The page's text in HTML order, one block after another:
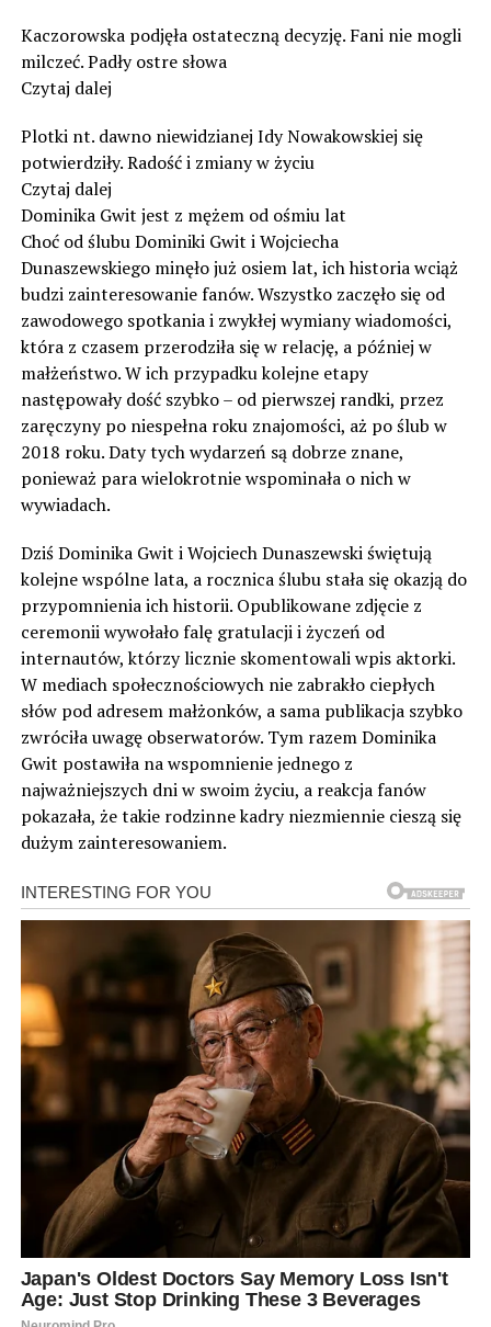
Kaczorowska podjęła ostateczną decyzję. Fani nie mogli
milczeć. Padły ostre słowa
Czytaj dalej
Plotki nt. dawno niewidzianej Idy Nowakowskiej się
potwierdziły. Radość i zmiany w życiu
Czytaj dalej
Dominika Gwit jest z mężem od ośmiu lat
Choć od ślubu Dominiki Gwit i Wojciecha
Dunaszewskiego minęło już osiem lat, ich historia wciąż
budzi zainteresowanie fanów. Wszystko zaczęło się od
zawodowego spotkania i zwykłej wymiany wiadomości,
która z czasem przerodziła się w relację, a później w
małżeństwo. W ich przypadku kolejne etapy
następowały dość szybko – od pierwszej randki, przez
zaręczyny po niespełna roku znajomości, aż po ślub w
2018 roku. Daty tych wydarzeń są dobrze znane,
ponieważ para wielokrotnie wspominała o nich w
wywiadach.
Dziś Dominika Gwit i Wojciech Dunaszewski świętują
kolejne wspólne lata, a rocznica ślubu stała się okazją do
przypomnienia ich historii. Opublikowane zdjęcie z
ceremonii wywołało falę gratulacji i życzeń od
internautów, którzy licznie skomentowali wpis aktorki.
W mediach społecznościowych nie zabrakło ciepłych
słów pod adresem małżonków, a sama publikacja szybko
zwróciła uwagę obserwatorów. Tym razem Dominika
Gwit postawiła na wspomnienie jednego z
najważniejszych dni w swoim życiu, a reakcja fanów
pokazała, że takie rodzinne kadry niezmiennie cieszą się
dużym zainteresowaniem.